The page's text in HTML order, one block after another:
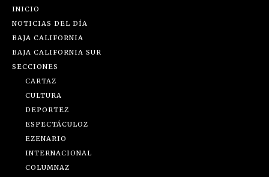
INICIO
NOTICIAS DEL DÍA
BAJA CALIFORNIA
BAJA CALIFORNIA SUR
SECCIONES
CARTAZ
CULTURA
DEPORTEZ
ESPECTÁCULOZ
EZENARIO
INTERNACIONAL
COLUMNAZ